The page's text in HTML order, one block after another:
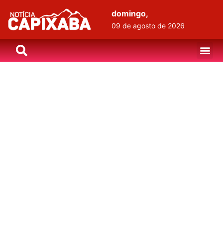
domingo,
09 de agosto de 2026